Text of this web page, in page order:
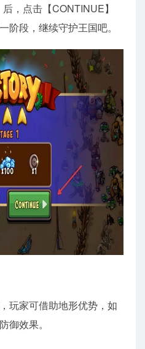
，点击【CONTINUE】
阶段，继续守护王国吧。
玩家可借助地形优势，如
御效果。